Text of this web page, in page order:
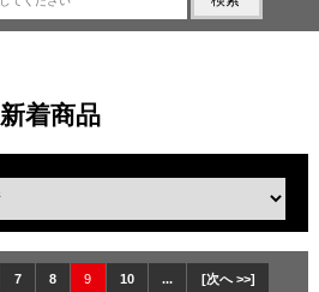
新着商品
7 8 9 10 ... [次へ >>]